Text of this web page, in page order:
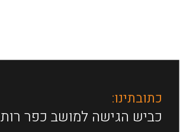
כתובתינו:
כביש הגישה למושב כפר רות